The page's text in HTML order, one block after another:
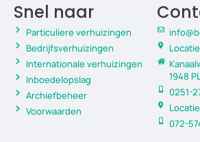
1948
0251-
072-
Snel naar
Particuliere verhuizingen
Bedrijfsverhuizingen
Internationale verhuizingen
Inboedelopslag
Archiefbeheer
Voorwaarden